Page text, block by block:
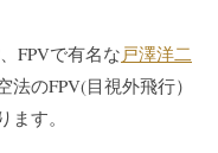
FPVで有名な 戸澤洋二
のFPV(目視外飛行）
す。